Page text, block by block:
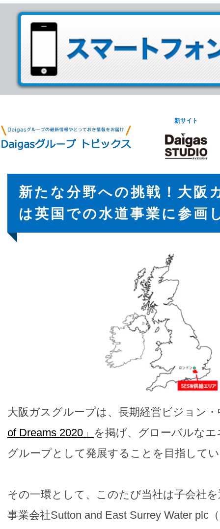
新サイト
新たな分野への挑戦！大阪
は英国での水道事業に参画
大阪ガスグループは、長期経営ビジョン
of Dreams 2020」 を掲げ、グローバルな
グループとして発展することを目指して
その一環として、このたび当社は子会社
事業会社Sutton and East Surrey Water plc